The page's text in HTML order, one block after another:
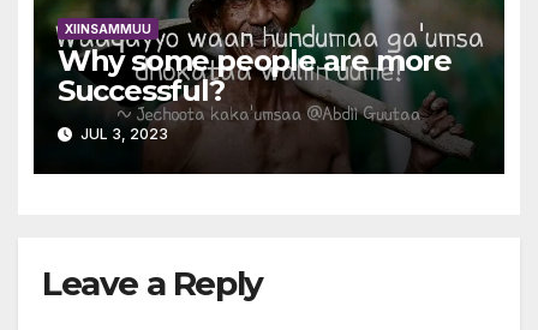
XIINSAMMUU
Why some people are more
Successful?
JUL 3, 2023
Leave a Reply